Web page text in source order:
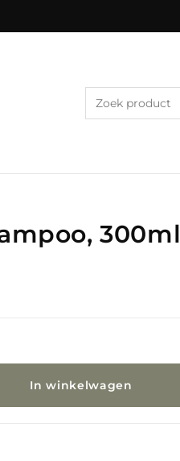
300ml
In winkelwagen